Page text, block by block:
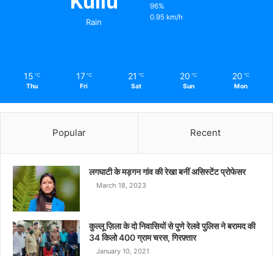
Rain
96%
0.95 km/h
15 ℃
Thu
17 ℃
Fri
21 ℃
Sat
20 ℃
Sun
20 ℃
Mon
Popular Recent
लगघाटी के मड़गन गांव की रेखा बनीं असिस्टेंट प्रोफेसर
March 18, 2023
कुल्लू ज़िला के दो निवासियों से पुणे रेलवे पुलिस ने बरामद की
34 किलो 400 ग्राम चरस, गिरफ़्तार
January 10, 2021